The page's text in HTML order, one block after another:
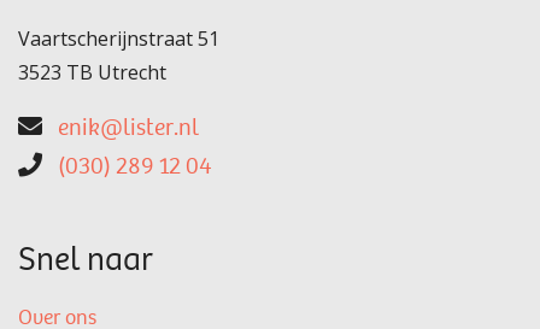
Vaartscherijnstraat 51
3523 TB Utrecht
enik@lister.nl
(030) 289 12 04
Snel naar
Over ons